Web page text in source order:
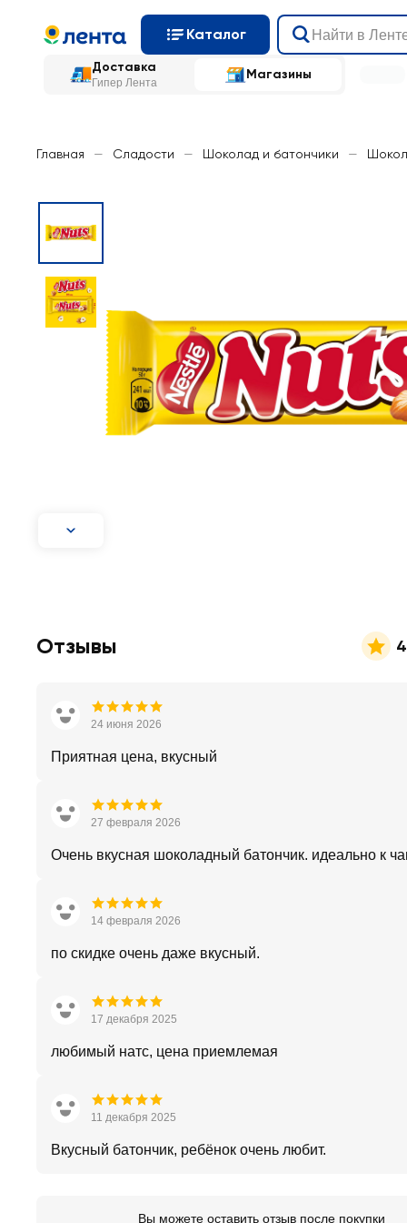
Каталог
Доставка
Гипер Лента
Магазины
Главная — Сладости — Шоколад и батончики —
Отзывы
24 июня 2026
Приятная цена, вкусный
27 февраля 2026
Очень вкусная шоколадный батончик. идеально к
14 февраля 2026
по скидке очень даже вкусный.
17 декабря 2025
любимый натс, цена приемлемая
11 декабря 2025
Вкусный батончик, ребёнок очень любит.
Вы можете оставить отзыв после покупки